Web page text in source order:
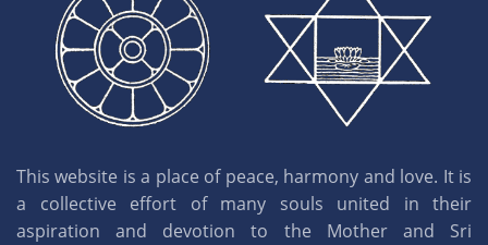
This website is a place of peace, harmony and love. It is
a collective effort of many souls united in their
aspiration and devotion to the Mother and Sri